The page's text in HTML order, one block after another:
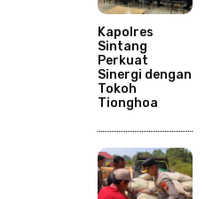
Kapolres
Sintang
Perkuat
Sinergi dengan
Tokoh
Tionghoa